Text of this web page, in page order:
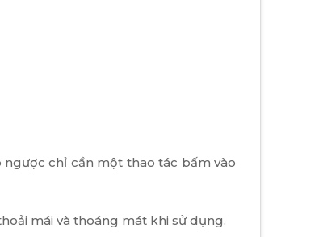
chỉ cần một thao tác bấm vào
mái và thoáng mát khi sử dụng.